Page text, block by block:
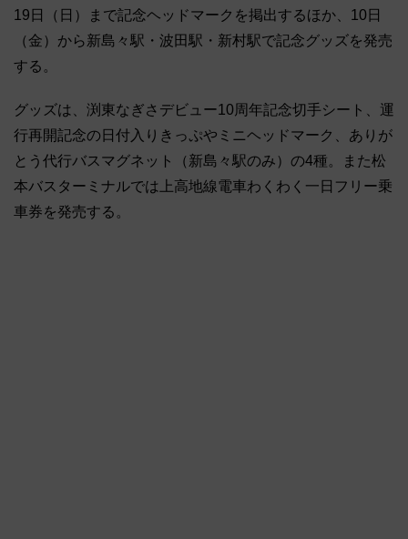
19日（日）まで記念ヘッドマークを掲出するほか、10日
（金）から新島々駅・波田駅・新村駅で記念グッズを発売
する。
グッズは、渕東なぎさデビュー10周年記念切手シート、運
行再開記念の日付入りきっぷやミニヘッドマーク、ありが
とう代行バスマグネット（新島々駅のみ）の4種。また松
本バスターミナルでは上高地線電車わくわく一日フリー乗
車券を発売する。